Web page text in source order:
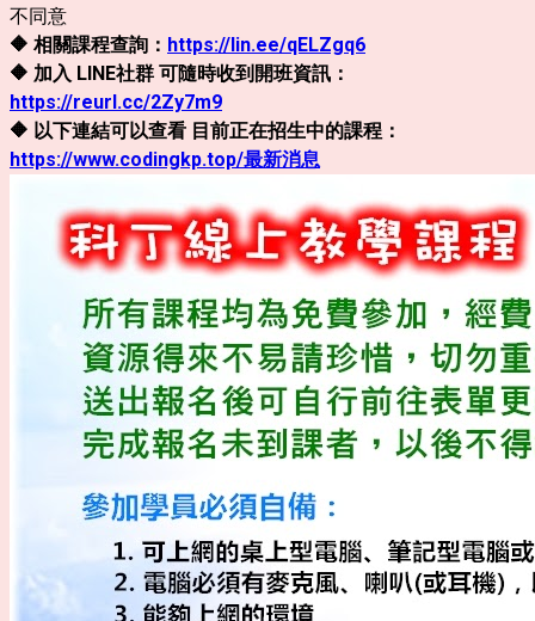
不同意
🔶 相關課程查詢： https://lin.ee/qELZgq6
🔶 加入 LINE社群 可隨時收到開班資訊：
https://reurl.cc/2Zy7m9
🔶 以下連結可以查看 目前正在招生中的課程：
https://www.codingkp.top/最新消息